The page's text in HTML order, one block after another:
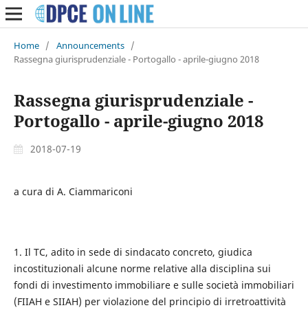
Home / Announcements /
Rassegna giurisprudenziale - Portogallo - aprile-giugno 2018
Rassegna giurisprudenziale -
Portogallo - aprile-giugno 2018
2018-07-19
a cura di A. Ciammariconi
1. Il TC, adito in sede di sindacato concreto, giudica
incostituzionali alcune norme relative alla disciplina sui
fondi di investimento immobiliare e sulle società immobiliari
(FIIAH e SIIAH) per violazione del principio di irretroattività